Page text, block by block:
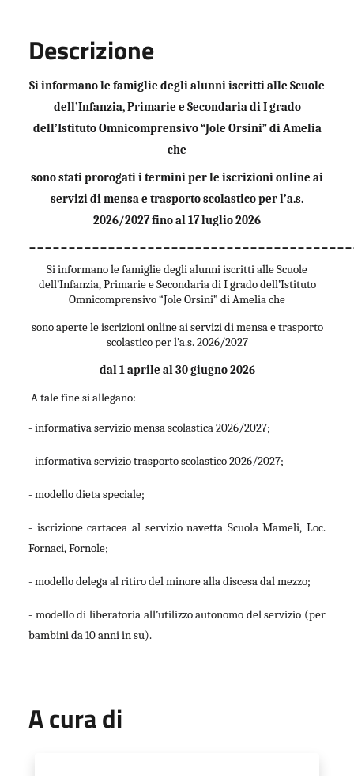
Descrizione
Si informano le famiglie degli alunni iscritti alle Scuole
dell’Infanzia, Primarie e Secondaria di I grado
dell’Istituto Omnicomprensivo “Jole Orsini” di Amelia
che
sono stati prorogati i termini per le iscrizioni online ai
servizi di mensa e trasporto scolastico per l’a.s.
2026/2027fino al 17 luglio 2026
Si informano le famiglie degli alunni iscritti alle Scuole
dell’Infanzia, Primarie e Secondaria di I grado dell’Istituto
Omnicomprensivo “Jole Orsini” di Amelia che
sono aperte le iscrizioni online ai servizi di mensa e trasporto
scolastico per l’a.s. 2026/2027
dal 1 aprile al 30 giugno 2026
A tale fine si allegano:
- informativa servizio mensa scolastica 2026/2027;
- informativa servizio trasporto scolastico 2026/2027;
- modello dieta speciale;
- iscrizione cartacea al servizio navetta Scuola Mameli, Loc.
Fornaci, Fornole;
- modello delega al ritiro del minore alla discesa dal mezzo;
- modello di liberatoria all’utilizzo autonomo del servizio (per
bambini da 10 anni in su).
A cura di